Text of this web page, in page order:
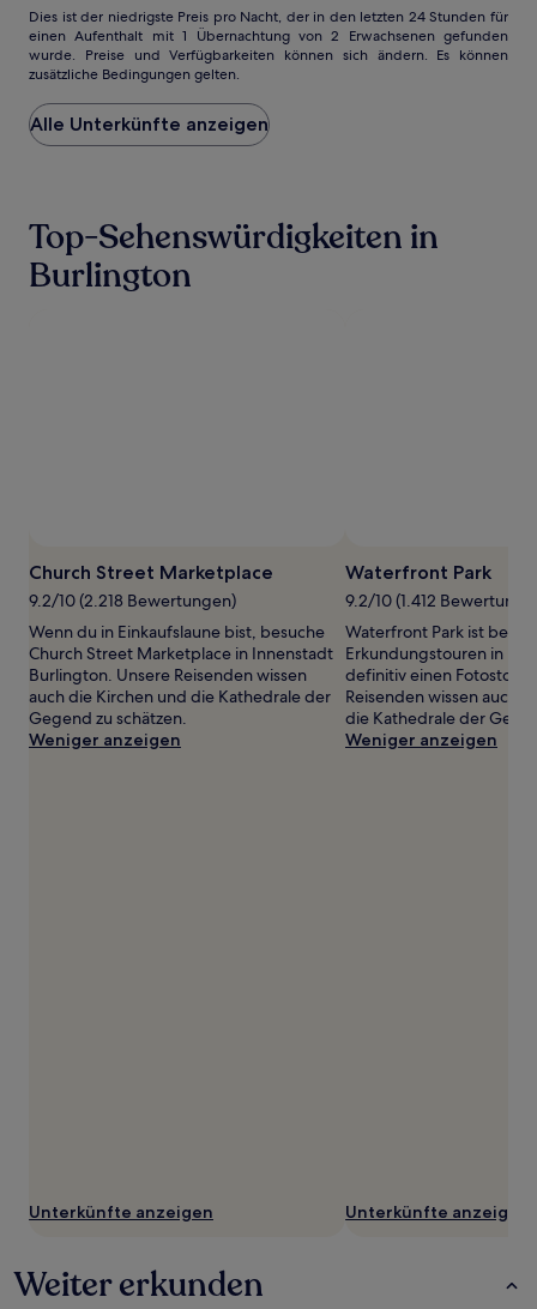
Dies
ist
der
niedrigste
Preis
pro
Nacht,
letzten
24 Stunden
für
ändern.
Es
zusätzliche
Bedingungen
gelten.
Dies ist der niedrigste Preis pro Nacht, der in den letzten 24 Stunden für
einen Aufenthalt mit 1 Übernachtung von 2 Erwachsenen gefunden
wurde. Preise und Verfügbarkeiten können sich ändern. Es können
zusätzliche Bedingungen gelten.
Alle Unterkünfte anzeigen
Top-Sehenswürdigkeiten in
Burlington
Church Street Marketplace
9.2/10 (2.218 Bewertungen)
Wenn du in Einkaufslaune bist, besuche
Church Street Marketplace in Innenstadt
Burlington. Unsere Reisenden wissen
auch die Kirchen und die Kathedrale der
Gegend zu schätzen.
Weniger anzeigen
Unterkünfte anzeigen
Waterfront Park
9.2/10 (1.412
Waterfront Park ist bei
Erkundungstouren in
definitiv einen
Reisenden wissen auch
die Kathedrale der
Weniger anzeigen
Unterkünfte anzeigen
Weiter erkunden